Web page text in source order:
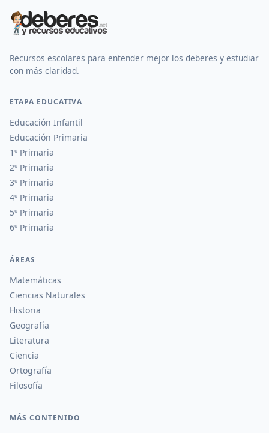
Recursos escolares para entender mejor los deberes y estudiar
con más claridad.
ETAPA EDUCATIVA
Educación Infantil
Educación Primaria
1º Primaria
2º Primaria
3º Primaria
4º Primaria
5º Primaria
6º Primaria
ÁREAS
Matemáticas
Ciencias Naturales
Historia
Geografía
Literatura
Ciencia
Ortografía
Filosofía
MÁS CONTENIDO